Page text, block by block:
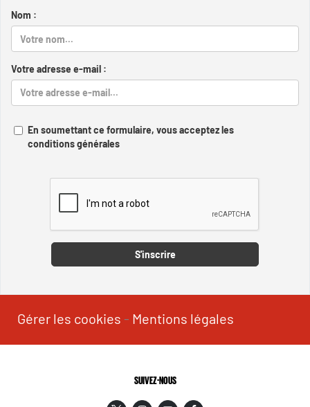
Nom :
Votre adresse e-mail :
En soumettant ce formulaire, vous acceptez les
conditions générales
S'inscrire
Gérer les cookies - Mentions légales
SUIVEZ-NOUS